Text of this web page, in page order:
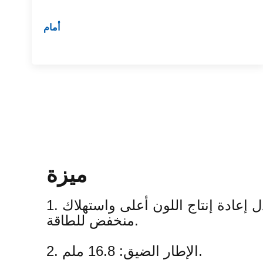
أمام
ميزة
1. التصفيح: معدل إعادة إنتاج اللون أعلى واستهلاك
منخفض للطاقة.
2. الإطار الضيق: 16.8 ملم.